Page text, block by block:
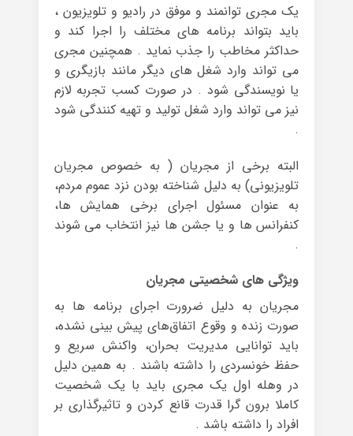
یک مجری توانمند و موفق در رادیو و تلویزیون ،
باید بتواند برنامه های مختلف را اجرا کند و
حداکثر مخاطب را جذب نماید . همچنین مجری
می تواند وارد شغل های دیگر مانند بازیگری و
یا نویسندگی شود . در صورت کسب تجربه لازم
نیز می تواند وارد شغل تولید و تهیه کنندگی شود
.
البته برخی از مجریان ( به خصوص مجریان
تلویزیونی) به دلیل شناخته بودن نزد عموم مردم،
به عنوان مسئول اجرای برخی همایش ها،
کنفرانس ها و یا جشن ها نیز انتخاب می شوند
.
ویژگی های شخصیتی مجریان
مجریان به دلیل ضرورت اجرای برنامه ها به
صورت زنده و وقوع اتفاق‌های پیش بینی نشده،
باید توانایی مدیریت بحران، واکنش سریع و
حفظ خونسردی را داشته باشند . به همین دلیل
در وهله اول یک مجری باید با یک شخصیت
کاملا برون گرا قدرت قانع کردن و تاثیرگذاری بر
افراد را داشته باشد .